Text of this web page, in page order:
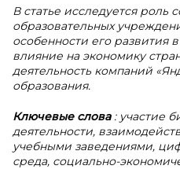
В статье исследуется роль
образовательных
особенности его развития
влияние на экономику
деятельность компаний
образования.
Ключевые слова : участие
деятельности,
учебными заведениями,
среда, социально-